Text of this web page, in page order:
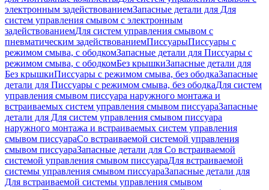
электронным задействованиемЗапасные детали для Для
систем управления смывом с электронным
задействованиемДля систем управления смывом с
пневматическим задействованиемПиссуарыПиссуары с
режимом смыва, с ободкомЗапасные детали для Писсуары с
режимом смыва, с ободкомБез крышкиЗапасные детали для
Без крышкиПиссуары с режимом смыва, без ободкаЗапасные
детали для Писсуары с режимом смыва, без ободкаДля систем
управления смывом писсуара наружного монтажа и
встраиваемых систем управления смывом писсуараЗапасные
детали для Для систем управления смывом писсуара
наружного монтажа и встраиваемых систем управления
смывом писсуараСо встраиваемой системой управления
смывом писсуараЗапасные детали для Со встраиваемой
системой управления смывом писсуараДля встраиваемой
системы управления смывом писсуараЗапасные детали для
Для встраиваемой системы управления смывом